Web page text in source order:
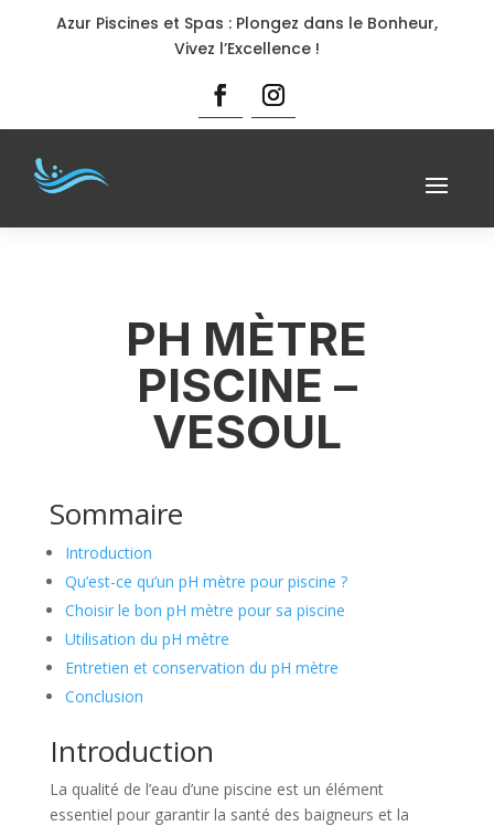
Azur Piscines et Spas : Plongez dans le Bonheur,
Vivez l’Excellence !
PH MÈTRE
PISCINE –
VESOUL
Sommaire
Introduction
Qu’est-ce qu’un pH mètre pour piscine ?
Choisir le bon pH mètre pour sa piscine
Utilisation du pH mètre
Entretien et conservation du pH mètre
Conclusion
Introduction
La qualité de l’eau d’une piscine est un élément
essentiel pour garantir la santé des baigneurs et la